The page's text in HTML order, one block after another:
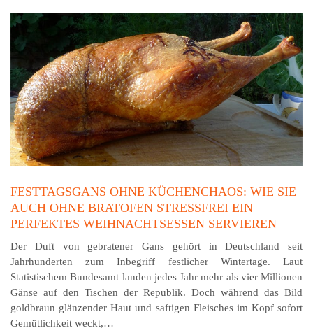
FESTTAGSGANS OHNE KÜCHENCHAOS: WIE SIE
AUCH OHNE BRATOFEN STRESSFREI EIN
PERFEKTES WEIHNACHTSESSEN SERVIEREN
Der Duft von gebratener Gans gehört in Deutschland seit
Jahrhunderten zum Inbegriff festlicher Wintertage. Laut
Statistischem Bundesamt landen jedes Jahr mehr als vier Millionen
Gänse auf den Tischen der Republik. Doch während das Bild
goldbraun glänzender Haut und saftigen Fleisches im Kopf sofort
Gemütlichkeit weckt,…